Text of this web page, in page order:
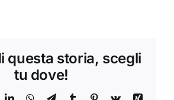
questa storia, scegli
tu dove!
LinkedInWhatsApp
TelegramTumblr Pinterest
Vk
Xing